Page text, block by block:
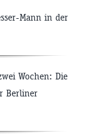
Mann in der
Wochen: Die
Berliner